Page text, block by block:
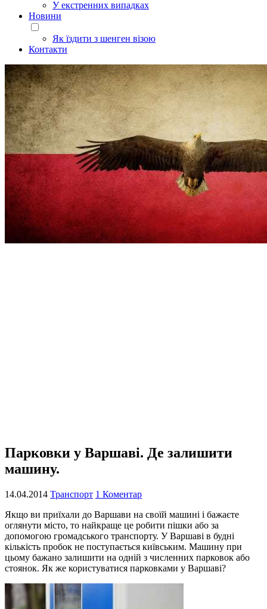
У екстренних випадках
Новини
Як їздити з шенген візою
Контакти
Парковки у Варшаві. Де залишити
машину.
14.04.2014 Транспорт 1 Коментар
Якщо ви приїхали до Варшави на своїй машині і бажаєте
оглянути місто, то найкраще це робити пішки або за
допомогою громадського транспорту. У Варшаві в будні
кількість пробок не поступається київським. Машину при
цьому бажано залишити на одній з численних парковок або
стоянок. Як же користуватися парковками у Варшаві?